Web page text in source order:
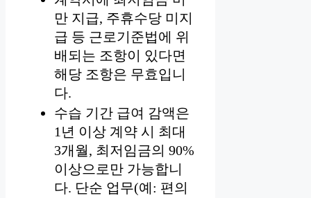
만 지급, 주휴수당 미지
급 등 근로기준법에 위
배되는 조항이 있다면
해당 조항은 무효입니
다.
수습 기간 급여 감액은
1년 이상 계약 시 최대
3개월, 최저임금의 90%
이상으로만 가능합니
다. 단순 업무(예: 편의